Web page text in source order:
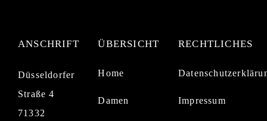
ANSCHRIFT
Düsseldorfer
Straße 4
71332
ÜBERSICHT
Home
Damen
RECHTLICHES
Impressum